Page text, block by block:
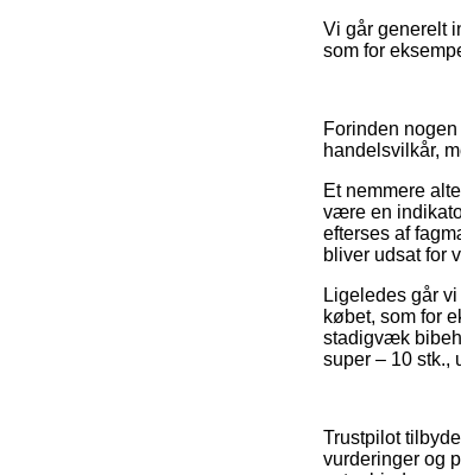
Vi går generelt
som for
Forinden
handelsvilkår,
Et nemmere
være en
efterses af
bliver udsat for
Ligeledes går
købet, som for
stadigvæk
super – 10 stk.,
Trustpilot
vurderinger og